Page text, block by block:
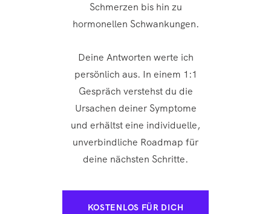
Schmerzen bis hin zu
hormonellen Schwankungen.
Deine Antworten werte ich
persönlich aus. In einem 1:1
Gespräch verstehst du die
Ursachen deiner Symptome
und erhältst eine individuelle,
unverbindliche Roadmap für
deine nächsten Schritte.
KOSTENLOS FÜR DICH